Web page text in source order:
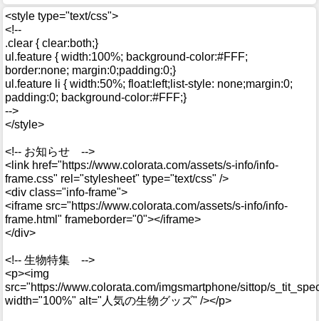
<style type="text/css">
<!--
.clear { clear:both;}
ul.feature { width:100%; background-color:#FFF;
border:none; margin:0;padding:0;}
ul.feature li { width:50%; float:left;list-style: none;margin:0;
padding:0; background-color:#FFF;}
-->
</style>
<!-- お知らせ -->
<link href="https://www.colorata.com/assets/s-info/info-
frame.css" rel="stylesheet" type="text/css" />
<div class="info-frame">
<iframe src="https://www.colorata.com/assets/s-info/info-
frame.html" frameborder="0"></iframe>
</div>
<!-- 生物特集 -->
<p><img
src="https://www.colorata.com/imgsmartphone/sittop/
width="100%" alt="人気の生物グッズ" /></p>